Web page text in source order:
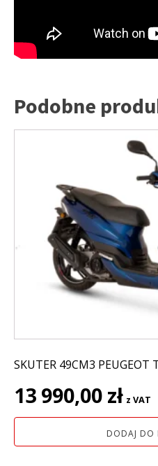
Podobne
SKUTER 49CM3 PEUGEOT
13 990,00 zł z VAT
DODAJ DO